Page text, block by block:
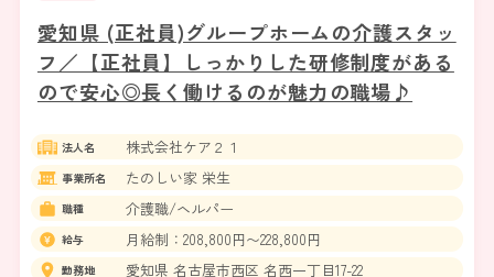
愛知県 (正社員)グループホームの介護スタッ
フ／【正社員】しっかりした研修制度がある
ので安心◎長く働けるのが魅力の職場♪
法人名 株式会社ケア２１
事業所名 たのしい家 栄生
職種 介護職/ヘルパー
給与 月給制：208,800円〜228,800円
勤務地 愛知県 名古屋市西区 名西一丁目17-22